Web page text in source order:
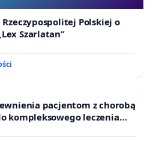
Polskiej o
Szarlatan”
pacjentom z chorobą
kompleksowego leczenia